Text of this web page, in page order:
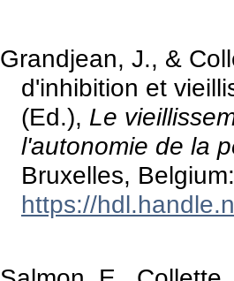
Grandjean, J., &
d'inhibition et
(Ed.), Le
l'autonomie de la
Bruxelles,
https://